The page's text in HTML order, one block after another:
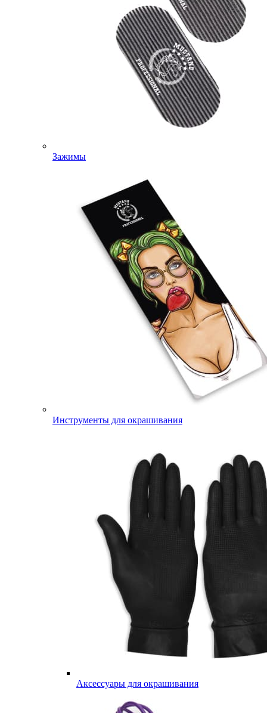
Зажимы
Инструменты для окрашивания
Аксессуары для окрашивания